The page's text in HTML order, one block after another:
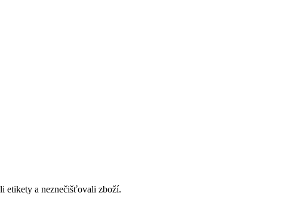
etikety a neznečišťovali zboží.